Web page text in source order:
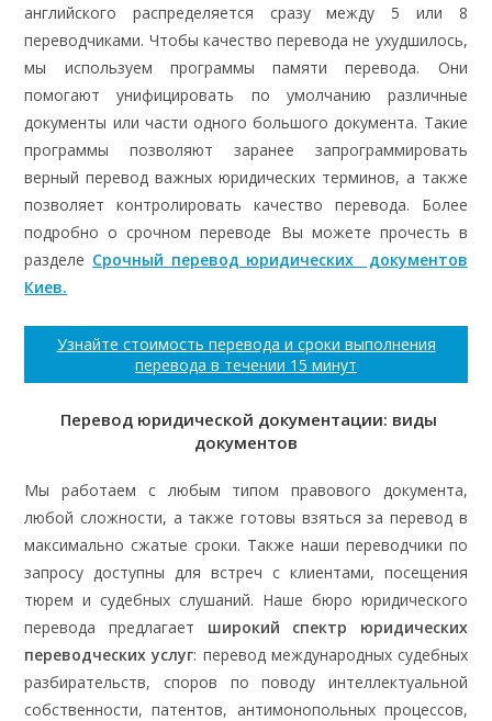
английского распределяется сразу между 5 или 8
переводчиками. Чтобы качество перевода не ухудшилось,
мы используем программы памяти перевода. Они
помогают унифицировать по умолчанию различные
документы или части одного большого документа. Такие
программы позволяют заранее запрограммировать
верный перевод важных юридических терминов, а также
позволяет контролировать качество перевода. Более
подробно о срочном переводе Вы можете прочесть в
разделе Срочный перевод юридических документов
Киев.
Узнайте стоимость перевода и сроки выполнения
перевода в течении 15 минут
Перевод юридической документации: виды
документов
Мы работаем с любым типом правового документа,
любой сложности, а также готовы взяться за перевод в
максимально сжатые сроки. Также наши переводчики по
запросу доступны для встреч с клиентами, посещения
тюрем и судебных слушаний. Наше бюро юридического
перевода предлагает широкий спектр юридических
переводческих услуг: перевод международных судебных
разбирательств, споров по поводу интеллектуальной
собственности, патентов, антимонопольных процессов,